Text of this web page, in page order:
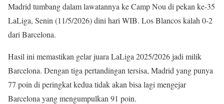
Madrid tumbang dalam lawatannya ke Camp Nou di pekan ke-35
LaLiga, Senin (11/5/2026) dini hari WIB. Los Blancos kalah 0-2
dari Barcelona.
Hasil ini memastikan gelar juara LaLiga 2025/2026 jadi milik
Barcelona. Dengan tiga pertandingan tersisa, Madrid yang punya
77 poin di peringkat kedua tidak akan bisa lagi mengejar
Barcelona yang mengumpulkan 91 poin.